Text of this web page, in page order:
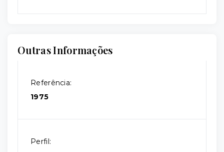
Outras Informações
Referência:
1975
Perfil: